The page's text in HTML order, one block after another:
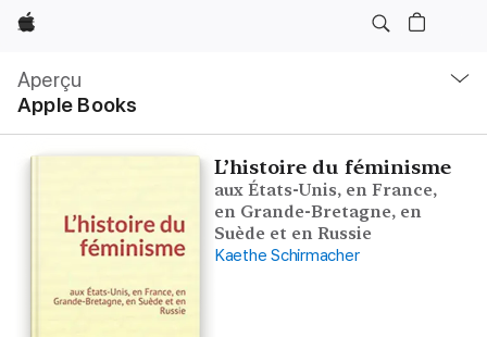
Apple
Aperçu
Apple Books
locale
Ouvrir
menu
L’histoire du féminisme
aux États-Unis, en France,
en Grande-Bretagne, en
Suède et en Russie
Kaethe Schirmacher